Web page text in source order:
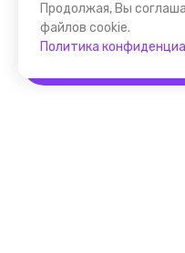
Продолжая, Вы
файлов cookie.
Политика